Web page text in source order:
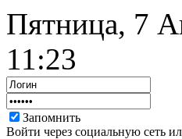
Пятница, 7
11:23
Запомнить
Войти через социальную сеть